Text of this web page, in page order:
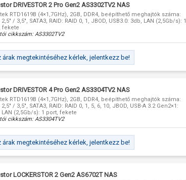
DRIVESTOR 2 Pro Gen2 AS3302TV2 NAS
RTD1619B (4×1,7GHz), 2GB, DDR4, beépíthető meghajtók száma:
2,5" / 3,5", SATA3, RAID: RAID 0, 1, JBOD, USB3.0: 3db, LAN (2,5Gb/s): 1
fekete
cikkszám:AS3302TV2
árak megtekintéséhez kérlek, jelentkezz be!
DRIVESTOR 4 Pro Gen2 AS3304TV2 NAS
RTD1619B (4×1,7GHz), 2GB, DDR4, beépíthető meghajtók száma:
/ 3,5", SATA3, RAID: RAID 0, 1, 5, 6, 10, JBOD, USB-A 3.2 Gen2×1:
LAN (2,5Gb/s): 1 port, fekete
cikkszám:AS3304TV2
árak megtekintéséhez kérlek, jelentkezz be!
LOCKERSTOR 2 Gen2 AS6702T NAS